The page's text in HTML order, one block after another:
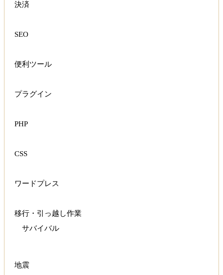
決済
SEO
便利ツール
プラグイン
PHP
CSS
ワードプレス
移行・引っ越し作業
サバイバル
地震